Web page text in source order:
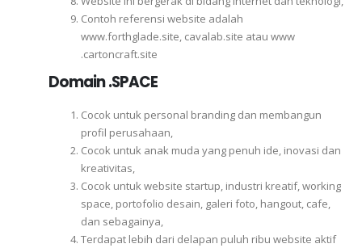
Contoh referensi website adalah
www.forthglade.site, cavalab.site atau www
.cartoncraft.site
Domain .SPACE
Cocok untuk personal branding dan membangun
profil perusahaan,
Cocok untuk anak muda yang penuh ide, inovasi dan
kreativitas,
Cocok untuk website startup, industri kreatif, working
space, portofolio desain, galeri foto, hangout, cafe,
dan sebagainya,
Terdapat lebih dari delapan puluh ribu website aktif